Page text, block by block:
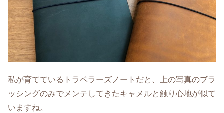
私が育てているトラベラーズノートだと、上の写真のブラ
ッシングのみでメンテしてきたキャメルと触り心地が似て
いますね。